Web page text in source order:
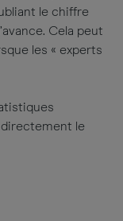
le chiffre
Cela peut
les « experts
le